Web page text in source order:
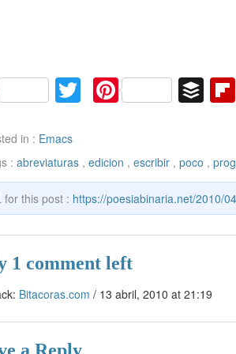
T
er
Pi
e
st
B
er
in : Emacs
: abreviaturas , edicion , escribir , poco ,
for this post : https://poesiabinaria.net/2010/
1 comment left
Bitacoras.com / 13 abril, 2010 at 21:19